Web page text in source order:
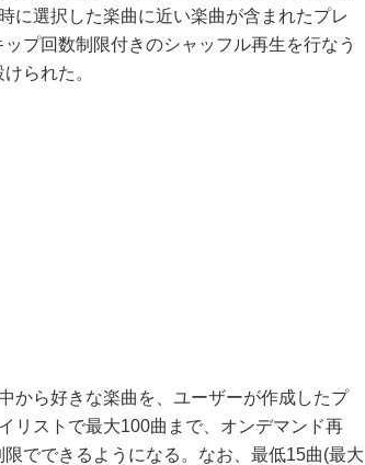
に選択した楽曲に近い楽曲が含まれたプレ
プ回数制限付きのシャッフル再生を行なう
られた。
から好きな楽曲を、ユーザーが作成したプ
リストで最大100曲まで、オンデマンド再
でできるようになる。なお、最低15曲(最大